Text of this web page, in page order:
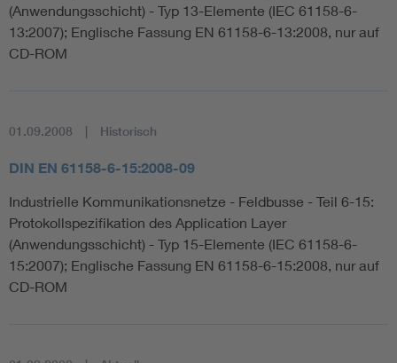
(Anwendungsschicht) - Typ 13-Elemente (IEC 61158-6-
13:2007); Englische Fassung EN 61158-6-13:2008, nur auf
CD-ROM
01.09.2008 Historisch
DIN EN 61158-6-15:2008-09
Industrielle Kommunikationsnetze - Feldbusse - Teil 6-15:
Protokollspezifikation des Application Layer
(Anwendungsschicht) - Typ 15-Elemente (IEC 61158-6-
15:2007); Englische Fassung EN 61158-6-15:2008, nur auf
CD-ROM